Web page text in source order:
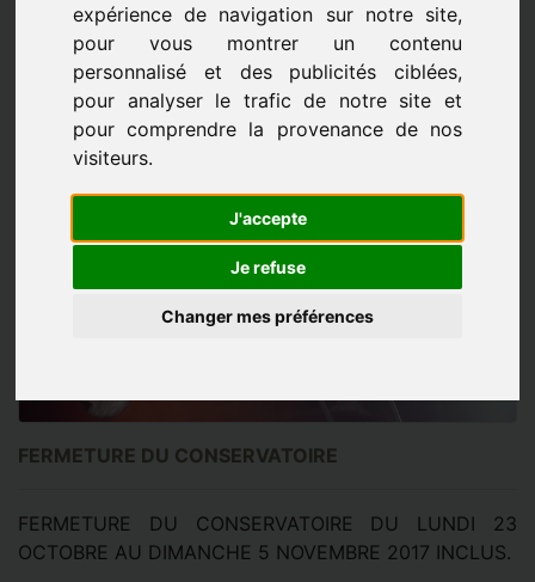
expérience de navigation sur notre site,
pour vous montrer un contenu
personnalisé et des publicités ciblées,
pour analyser le trafic de notre site et
pour comprendre la provenance de nos
visiteurs.
J'accepte
Je refuse
Changer mes préférences
- le 6 novembre 2017 à 09h00
FERMETURE DU CONSERVATOIRE
FERMETURE DU CONSERVATOIRE DU LUNDI 23
OCTOBRE AU DIMANCHE 5 NOVEMBRE 2017 INCLUS.